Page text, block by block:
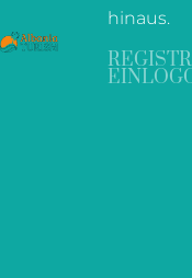
hinaus.